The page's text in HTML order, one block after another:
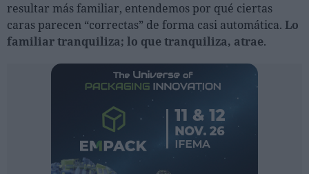
Opinión
Revista
Registrarse
INICIAR SESIÓN
resultar más familiar, entendemos por qué ciertas
caras parecen “correctas” de forma casi automática. Lo
familiar tranquiliza; lo que tranquiliza, atrae.